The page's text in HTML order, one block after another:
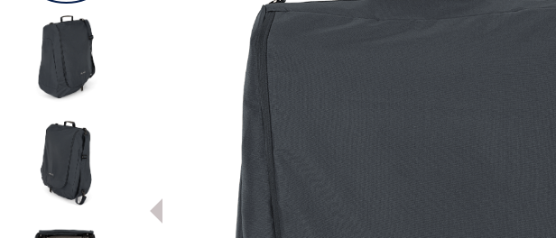
afbeeldingen-
gallerij